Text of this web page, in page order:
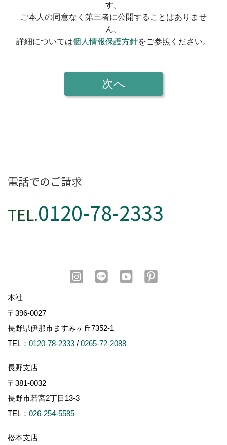
電話でのご請求
TEL.0120-78-2333
本社
〒396-0027
長野県伊那市ますみヶ丘7352-1
TEL： 0120-78-2333 / 0265-72-2088
長野支店
〒381-0032
長野市若宮2丁目13-3
TEL： 026-254-5585
松本支店